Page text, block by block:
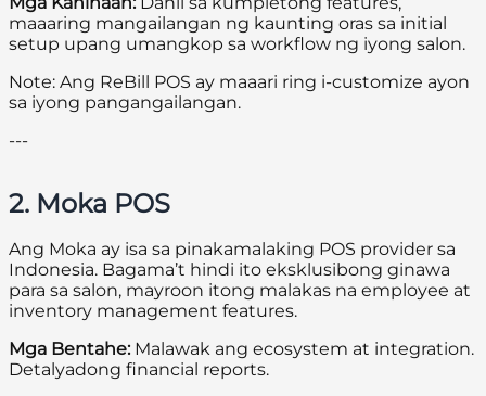
maaaring mangailangan ng kaunting oras sa initial
setup upang umangkop sa workflow ng iyong salon.
Note: Ang ReBill POS ay maaari ring i-customize ayon
sa iyong pangangailangan.
---
2. Moka POS
Ang Moka ay isa sa pinakamalaking POS provider sa
Indonesia. Bagama’t hindi ito eksklusibong ginawa
para sa salon, mayroon itong malakas na employee at
inventory management features.
Mga Bentahe:Malawak ang ecosystem at integration.
Detalyadong financial reports.